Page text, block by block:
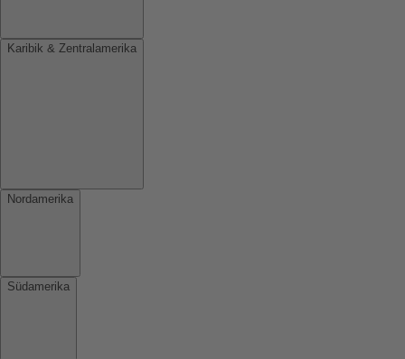
Karibik & Zentralamerika
Nordamerika
Südamerika